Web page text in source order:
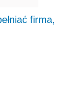
firma,